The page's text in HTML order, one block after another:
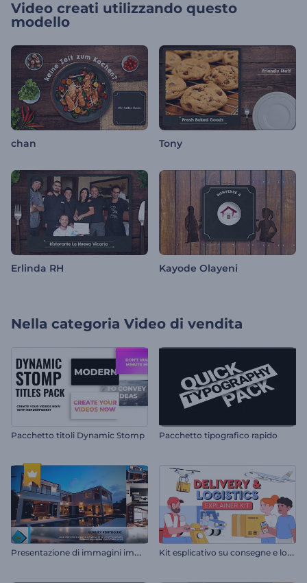
Video creati utilizzando questo
modello
chan Tony
Erlinda RH Kayode Olayeni
Nella categoria Video di vendita
Pacchetto titoli Dynamic Stomp Pacchetto tipografico rapido
P
resentazione di immagini immobiliari K
it esplicativo su consegne e logistica